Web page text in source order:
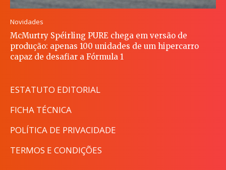
Novidades
McMurtry Spéirling PURE chega em versão de
produção: apenas 100 unidades de um hipercarro
capaz de desafiar a Fórmula 1
ESTATUTO EDITORIAL
FICHA TÉCNICA
POLÍTICA DE PRIVACIDADE
TERMOS E CONDIÇÕES